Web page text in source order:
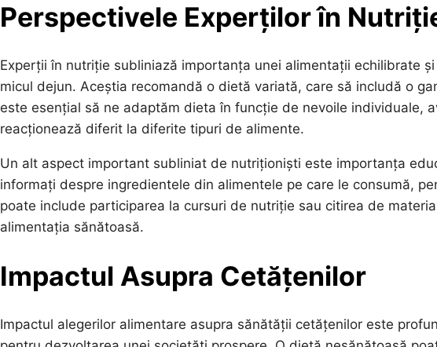
Perspectivele Experților în
Experții în nutriție subliniază importanța unei alimentații echilibrate
micul dejun. Aceștia recomandă o dietă variată, care să includă o
este esențial să ne adaptăm dieta în funcție de nevoile individuale,
reacționează diferit la diferite tipuri de alimente.
Un alt aspect important subliniat de nutriționiști este importanța
informați despre ingredientele din alimentele pe care le consumă,
poate include participarea la cursuri de nutriție sau citirea de
alimentația sănătoasă.
Impactul Asupra Cetățenilor
Impactul alegerilor alimentare asupra sănătății cetățenilor este